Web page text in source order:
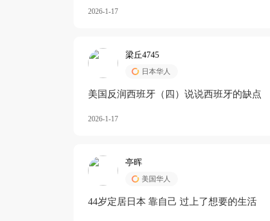
2026-1-17
梁丘4745
日本华人
美国反润西班牙（四）说说西班牙的缺点
2026-1-17
亭晖
美国华人
44岁定居日本 靠自己 过上了想要的生活